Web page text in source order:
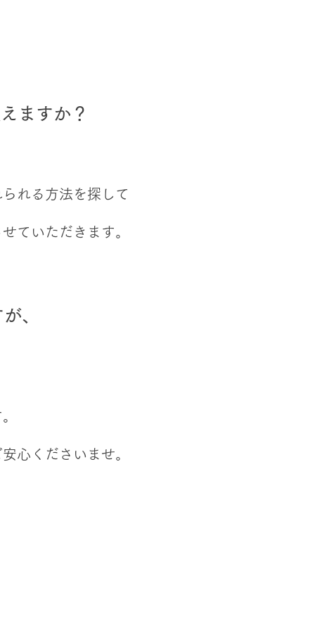
ますか？
れる方法を探して
ていただきます。
、
心くださいませ。